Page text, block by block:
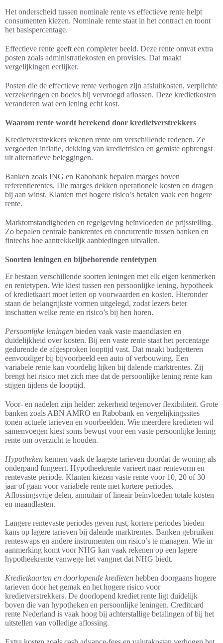
Het onderscheid tussen nominale rente vs effectieve rente helpt
consumenten kiezen. Nominale rente staat in het contract en toont
het basispercentage.
Effectieve rente geeft een completer beeld. Deze rente omvat extra
posten zoals administratiekosten en provisies. Dat maakt
vergelijkingen eerlijker.
Posten die de effectieve rente verhogen zijn afsluitkosten, verplichte
verzekeringen en boetes bij vervroegd aflossen. Deze kredietkosten
veranderen wat een lening echt kost.
Waarom rente wordt berekend door kredietverstrekkers
Kredietverstrekkers rekenen rente om verschillende redenen. Ze
vergoeden inflatie, dekking van kredietrisico en gemiste opbrengst
uit alternatieve beleggingen.
Banken zoals ING en Rabobank bepalen marges boven
referentierentes. Die marges dekken operationele kosten en dragen
bij aan winst. Klanten met hogere risico’s betalen vaak een hogere
rente.
Marktomstandigheden en regelgeving beïnvloeden de prijsstelling.
Zo bepalen centrale bankrentes en concurrentie tussen banken en
fintechs hoe aantrekkelijk aanbiedingen uitvallen.
Soorten leningen en bijbehorende rentetypen
Er bestaan verschillende soorten leningen met elk eigen kenmerken
en rentetypen. Wie kiest tussen een persoonlijke lening, hypotheek
of kredietkaart moet letten op voorwaarden en kosten. Hieronder
staan de belangrijkste vormen uitgelegd, zodat lezers beter
inschatten welke rente en risico’s bij hen horen.
Persoonlijke leningen bieden vaak vaste maandlasten en
duidelijkheid over kosten. Bij een vaste rente staat het percentage
gedurende de afgesproken looptijd vast. Dat maakt budgetteren
eenvoudiger bij bijvoorbeeld een auto of verbouwing. Een
variabele rente kan voordelig lijken bij dalende marktrentes. Zij
brengt het risico met zich mee dat de persoonlijke lening rente kan
stijgen tijdens de looptijd.
Voor- en nadelen zijn helder: zekerheid tegenover flexibiliteit. Grote
banken zoals ABN AMRO en Rabobank en vergelijkingssites
tonen actuele tarieven en voorbeelden. Wie meerdere kredieten wil
samenvoegen kiest soms bewust voor een vaste persoonlijke lening
rente om overzicht te houden.
Hypotheken kennen vaak de laagste tarieven doordat de woning als
onderpand fungeert. Hypotheekrente varieert naar rentevorm en
rentevaste periode. Klanten kiezen vaste rente voor 10, 20 of 30
jaar of gaan voor variabele rente met kortere periodes.
Aflossingsvrije delen, annuïtair of lineair beïnvloeden totale kosten
en maandlasten.
Langere rentevaste periodes geven rust, kortere periodes bieden
kans op lagere tarieven bij dalende marktrentes. Banken gebruiken
renteswaps en andere instrumenten om risico’s te managen. Wie in
aanmerking komt voor NHG kan vaak rekenen op een lagere
hypotheekrente vanwege het vangnet dat NHG biedt.
Kredietkaarten en doorlopende kredieten hebben doorgaans hogere
tarieven door het gemak en het hogere risico voor
kredietverstrekkers. De doorlopend krediet rente ligt duidelijk
boven die van hypotheken en persoonlijke leningen. Creditcard
rente Nederland is vaak hoog bij achterstallige betalingen of bij het
uitstellen van volledige aflossing.